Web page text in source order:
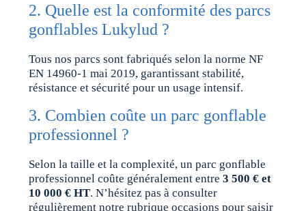
2. Quelle est la conformité des parcs
gonflables Lukylud ?
Tous nos parcs sont fabriqués selon la norme NF
EN 14960-1 mai 2019, garantissant stabilité,
résistance et sécurité pour un usage intensif.
3. Combien coûte un parc gonflable
professionnel ?
Selon la taille et la complexité, un parc gonflable
professionnel coûte généralement entre3 500 € et
10 000 € HT. N’hésitez pas à consulter
régulièrement notre rubrique occasions pour saisir